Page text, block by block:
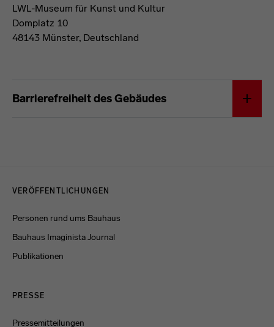
LWL-Museum für Kunst und Kultur
Domplatz 10
48143 Münster, Deutschland
Barrierefreiheit des Gebäudes
VERÖFFENTLICHUNGEN
Personen rund ums Bauhaus
Bauhaus Imaginista Journal
Publikationen
PRESSE
Pressemitteilungen